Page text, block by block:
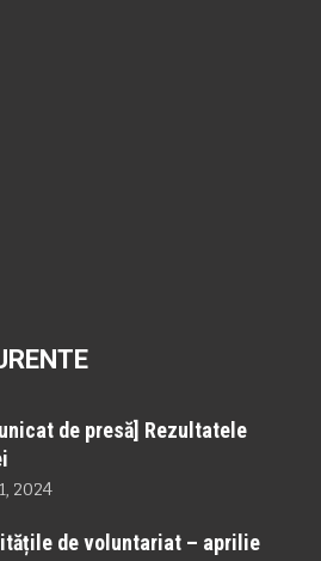
de presă] Rezultatele
2024
de voluntariat – aprilie